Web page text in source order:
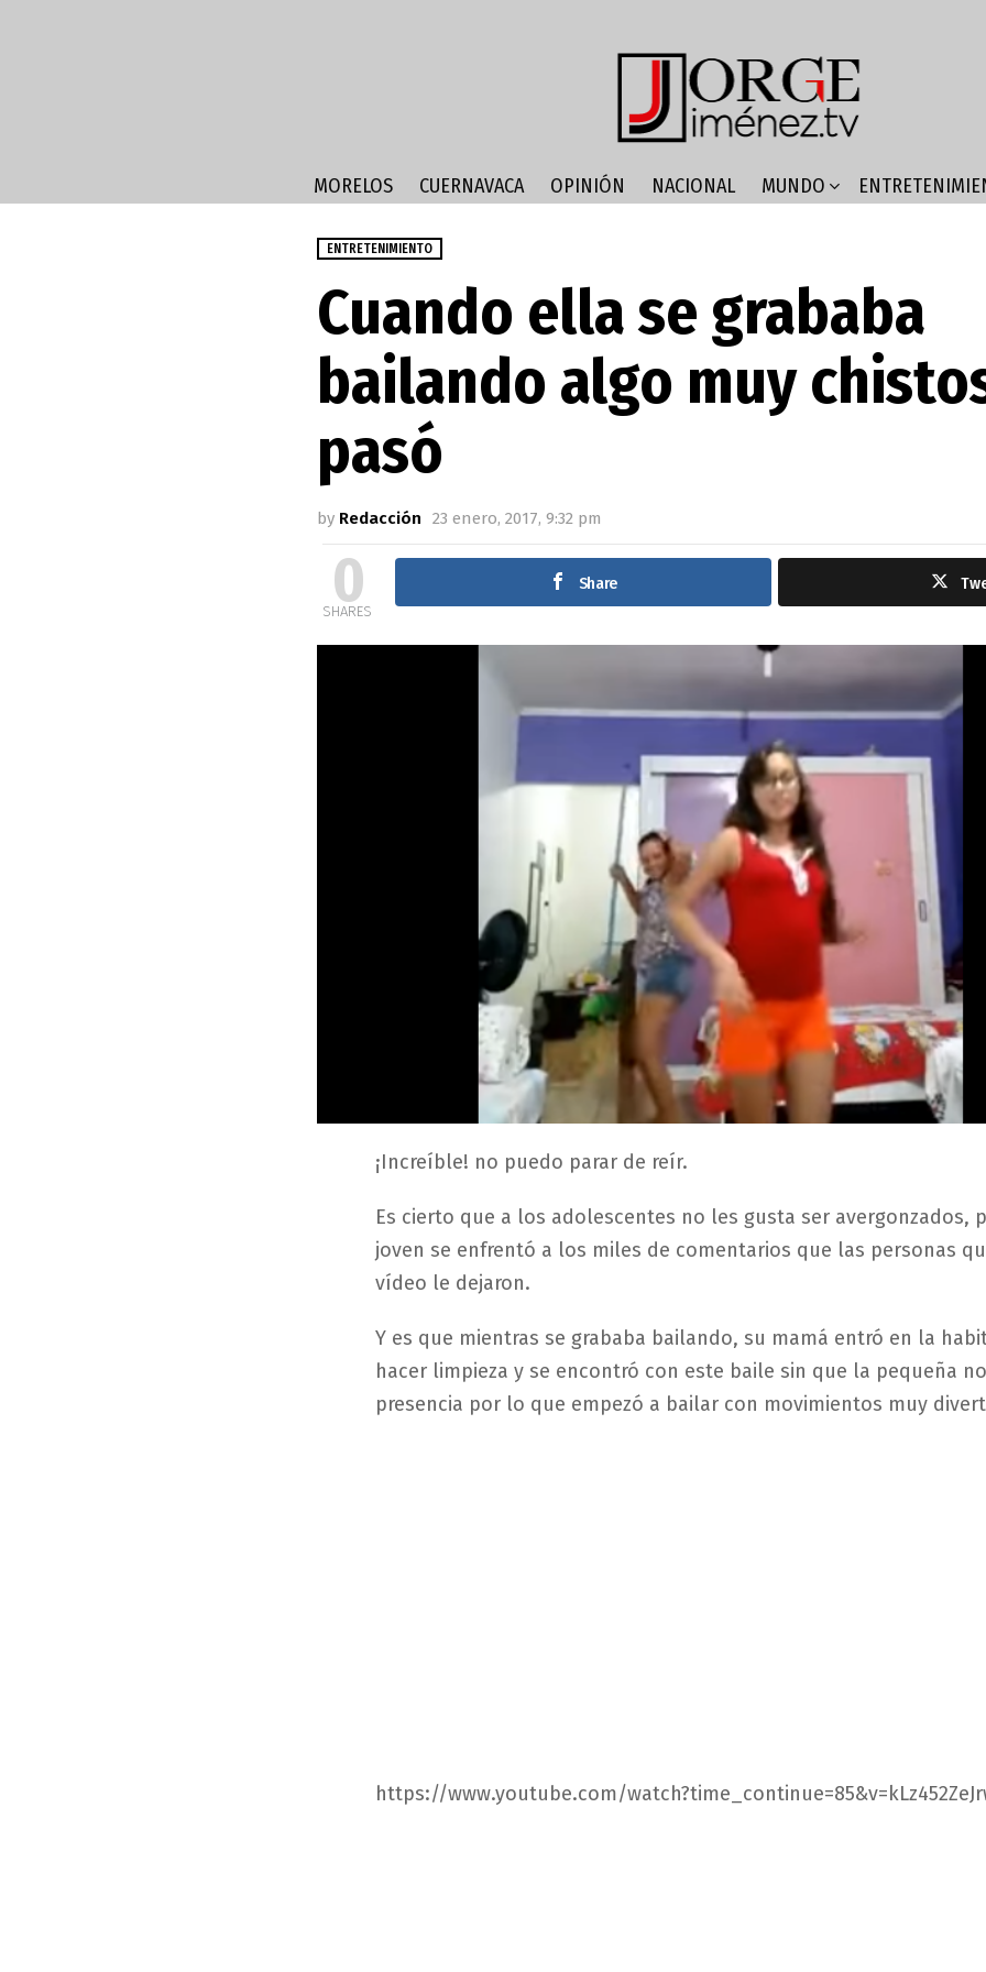
MORELOS CUERNAVACA OPINIÓN NACIONAL MUNDO
ENTRETENIMIENTO
Cuando ella se grababa
bailando algo muy
pasó
by Redacción 23 enero, 2017, 9:32 pm
0
SHARES
Share
¡Increíble! no puedo parar de reír.
Es cierto que a los adolescentes no les gusta ser avergonzados,
joven se enfrentó a los miles de comentarios que las personas
vídeo le dejaron.
Y es que mientras se grababa bailando, su mamá entró en la
hacer limpieza y se encontró con este baile sin que la pequeña
presencia por lo que empezó a bailar con movimientos muy
https://www.youtube.com/